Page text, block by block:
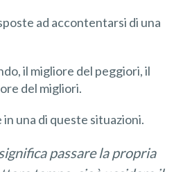
ad accontentarsi di una
il migliore del peggiori, il
del migliori.
una di queste situazioni.
passare la propria